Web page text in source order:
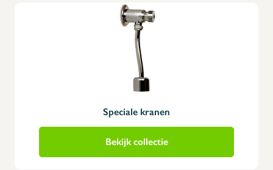
Speciale kranen
Bekijk collectie